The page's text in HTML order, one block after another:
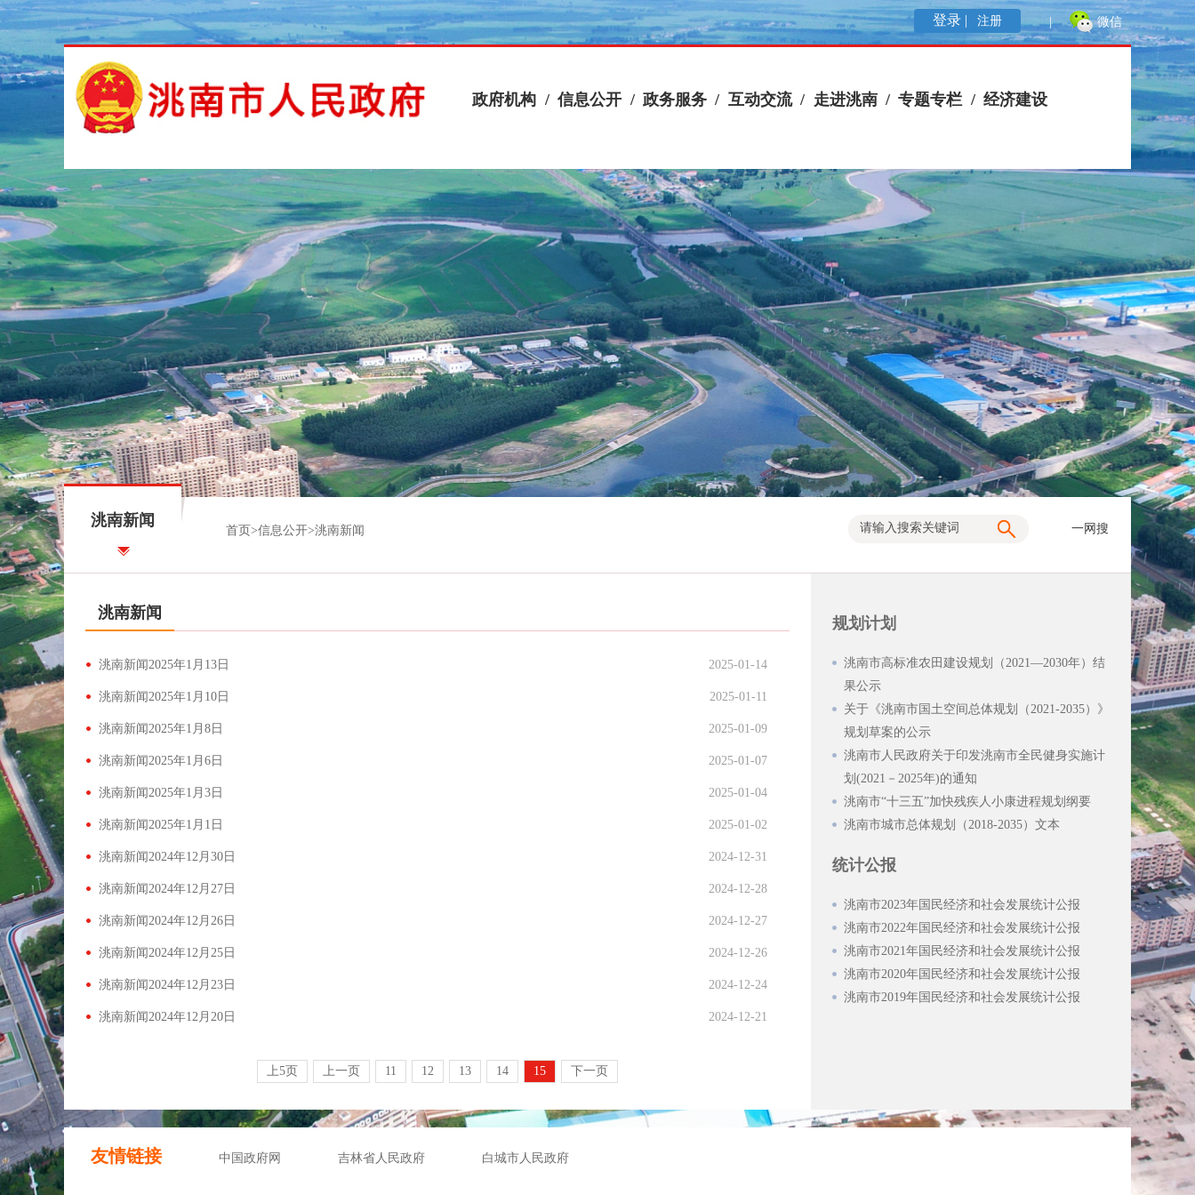
微信
|
登录 | 注册
政府机构 / 信息公开 / 政务服务 / 互动交流 / 走进洮南 / 专题专栏 / 经济建设
洮南新闻
首页 >信息公开>洮南新闻 一网搜
洮南新闻
洮南新闻2025年1月13日 2025-01-14
洮南新闻2025年1月10日 2025-01-11
洮南新闻2025年1月8日 2025-01-09
洮南新闻2025年1月6日 2025-01-07
洮南新闻2025年1月3日 2025-01-04
洮南新闻2025年1月1日 2025-01-02
洮南新闻2024年12月30日 2024-12-31
洮南新闻2024年12月27日 2024-12-28
洮南新闻2024年12月26日 2024-12-27
洮南新闻2024年12月25日 2024-12-26
洮南新闻2024年12月23日 2024-12-24
洮南新闻2024年12月20日 2024-12-21
上5页 上一页 11 12 13 14 15 下一页
规划计划
洮南市高标准农田建设规划（2021—2030年）结
果公示
关于《洮南市国土空间总体规划（2021-2035）》
规划草案的公示
洮南市人民政府关于印发洮南市全民健身实施计
划(2021－2025年)的通知
洮南市“十三五”加快残疾人小康进程规划纲要
洮南市城市总体规划（2018-2035）文本
统计公报
洮南市2023年国民经济和社会发展统计公报
洮南市2022年国民经济和社会发展统计公报
洮南市2021年国民经济和社会发展统计公报
洮南市2020年国民经济和社会发展统计公报
洮南市2019年国民经济和社会发展统计公报
友情链接 中国政府网 吉林省人民政府 白城市人民政府